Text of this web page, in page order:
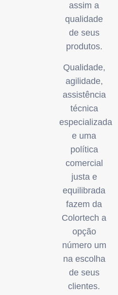
assim a
qualidade
de seus
produtos.
Qualidade,
agilidade,
assistência
técnica
especializada
e uma
política
comercial
justa e
equilibrada
fazem da
Colortech a
opção
número um
na escolha
de seus
clientes.